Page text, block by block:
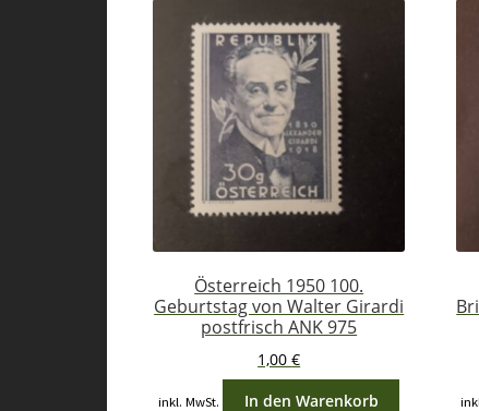
Österreich 1950 100.
Geburtstag von Walter Girardi
postfrisch ANK 975
1,00€
inkl. MwSt. In den Warenkorb